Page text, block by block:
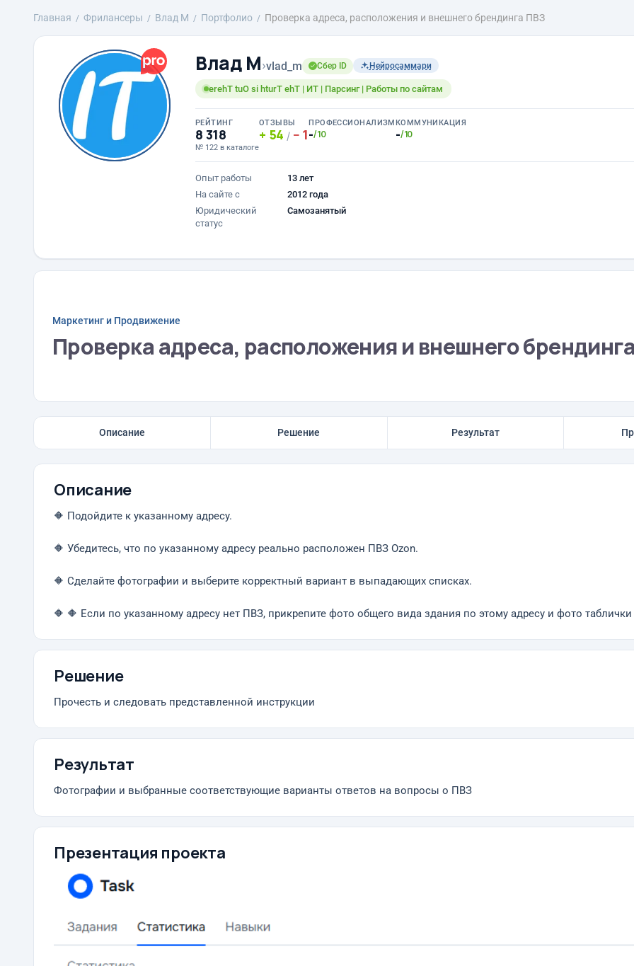
Главная Фрилансеры Влад М Портфолио Проверка адреса, расположения и внешнего брендинга ПВЗ
Влад М›vlad_m Сбер ID Нейросаммари
erehT tuO si hturT ehT | ИТ | Парсинг | Работы по сайтам
РЕЙТИНГ
8 318
№ 122 в каталоге
ОТЗЫВЫ
54 / 1
ПРОФЕССИОНАЛИЗМ
-/10
КОММУНИКАЦИЯ
-/10
Опыт работы
13 лет
На сайте с
2012 года
Юридический
статус
Самозанятый
Маркетинг и Продвижение
Проверка адреса, расположения и внешнего
Описание Решение Результат
Описание
🔶 Подойдите к указанному адресу.
🔶 Убедитесь, что по указанному адресу реально расположен ПВЗ Ozon.
🔶 Сделайте фотографии и выберите корректный вариант в выпадающих списках.
🔶 🔶 Если по указанному адресу нет ПВЗ, прикрепите фото общего вида здания по этому адресу и фото
Решение
Прочесть и следовать представленной инструкции
Результат
Фотографии и выбранные соответствующие варианты ответов на вопросы о ПВЗ
Презентация проекта